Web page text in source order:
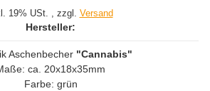
19% USt. , zzgl. Versand
Hersteller:
Aschenbecher "Cannabis"
ca. 20x18x35mm
Farbe: grün